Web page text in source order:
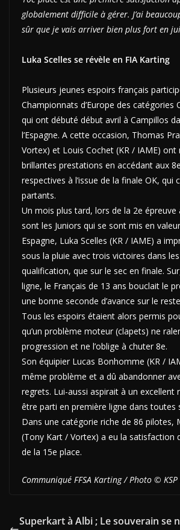
globalement difficile à gérer. J’ai
sûr que je vais arriver bien plus fort en
Luka Scelles se révèle en FIA Karting
Plusieurs jeunes espoirs français
Championnats d’Europe des catégories
qui ont débuté début avril à Campillos
l’Espagne. A cette occasion, Thomas
Vortex) et Louis Cochet (KR / IAME) ont
brillantes prestations en accédant aux
respectives à l’issue de la finale OK, qui
partants.
Un mois plus tard, lors de la 2e
sont les Juniors qui se sont mis en
Espagne, Luka Scelles (KR / IAME) a
sous la pluie avec trois victoires dans
qualification, que sur le sec en finale.
ligne, le Français de 13 ans bouclait le
une bonne seconde d’avance sur le
Tous les espoirs étaient alors permis
qu’un problème moteur (clapets) ne
progression et ne l’oblige à chuter 8e.
Son équipier Lucas Bonhomme (KR /
même problème et a dû abandonner
regrets. Lui-aussi aspirait à un excellent
être parti en première ligne dans toutes
Dans une catégorie riche de 86 pilotes,
(Tony Kart / Vortex) a eu la satisfaction
de la 15e place.
Communiqué FFSA Karting / Photo ©
Superkart à Albi ; Le souverain se